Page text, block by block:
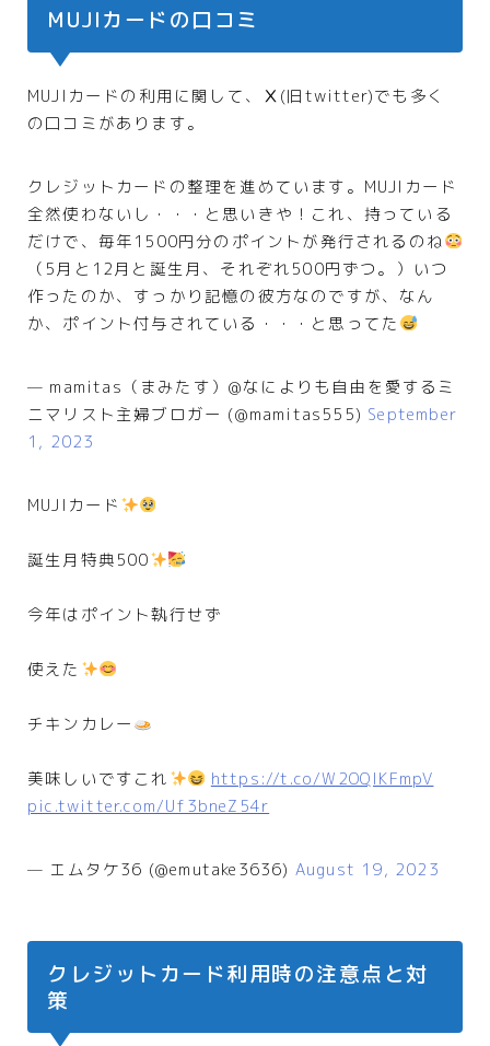
MUJIカードの口コミ
MUJIカードの利用に関して、Ⅹ(旧twitter)でも多く
の口コミがあります。
クレジットカードの整理を進めています。MUJIカード
全然使わないし・・・と思いきや！これ、持っている
だけで、毎年1500円分のポイントが発行されるのね
（5月と12月と誕生月、それぞれ500円ずつ。）いつ
作ったのか、すっかり記憶の彼方なのですが、なん
か、ポイント付与されている・・・と思ってた
— mamitas（まみたす）@なによりも自由を愛するミ
ニマリスト主婦ブロガー (@mamitas555) September
1, 2023
MUJIカード
誕生月特典500
今年はポイント執行せず
使えた
チキンカレー
美味しいですこれ
https://t.co/W2OQlKFmpV
pic.twitter.com/Uf3bneZ54r
— エムタケ36 (@emutake3636) August 19, 2023
クレジットカード利用時の注意点と対
策